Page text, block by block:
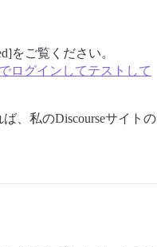
をご覧ください。
ログインしてテストして
、私のDiscourseサイトの